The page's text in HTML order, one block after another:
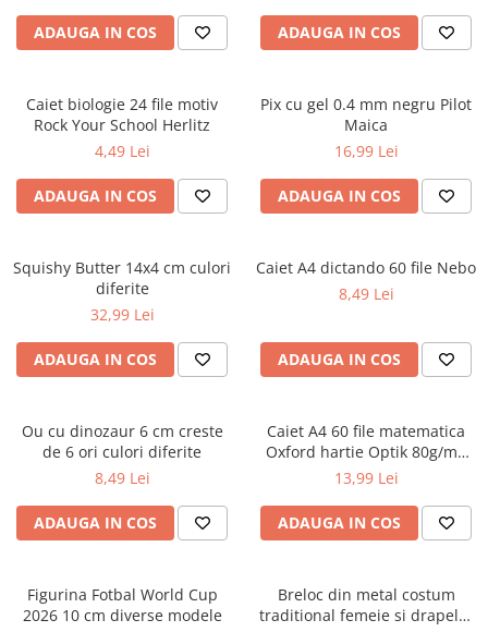
Penare
Penare neechipate
Penare tip etui
Acuarele și pensule școlare
Acuarele școlare și Tempera
Pensule școlare
Cărți
Cărți pentru copii
Cărți ilustrate și interactive
Materiale educaționale
Benzi desenate
Hobby și activități pentru copii
Educație și carte școlară
Culegeri și materiale auxiliare
Caiete de vacanță
ADAUGA IN COS ADAUGA IN COS
Caiet biologie 24 file motiv
Rock Your School Herlitz
4,49 Lei
ADAUGA IN COS
Pix cu gel 0.4 mm negru Pilot
Maica
16,99 Lei
ADAUGA IN COS
Squishy Butter 14x4 cm culori
diferite
32,99 Lei
ADAUGA IN COS
Caiet A4 dictando 60 file Nebo
8,49 Lei
ADAUGA IN COS
Ou cu dinozaur 6 cm creste
de 6 ori culori diferite
8,49 Lei
ADAUGA IN COS
Caiet A4 60 file matematica
Oxford hartie Optik 80g/mp
motiv Touch Pastel
13,99 Lei
ADAUGA IN COS
Figurina Fotbal World Cup
2026 10 cm diverse modele
Breloc din metal costum
traditional femeie si drapelul